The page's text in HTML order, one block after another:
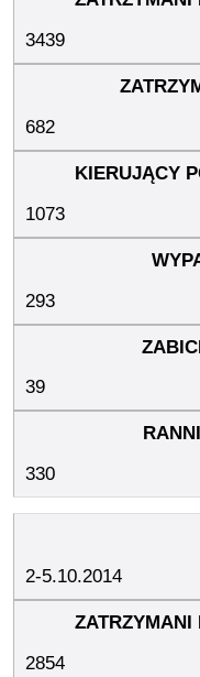
3439
682
1073
293
39
330
2-5.10.2014
2854